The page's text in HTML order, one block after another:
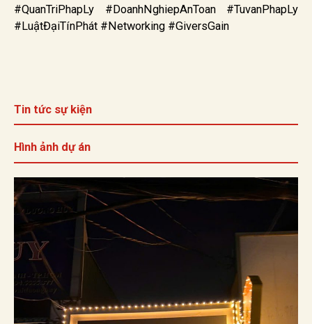
#QuanTriPhapLy #DoanhNghiepAnToan #TuvanPhapLy
#LuậtĐạiTínPhát #Networking #GiversGain
Tin tức sự kiện
Hình ảnh dự án